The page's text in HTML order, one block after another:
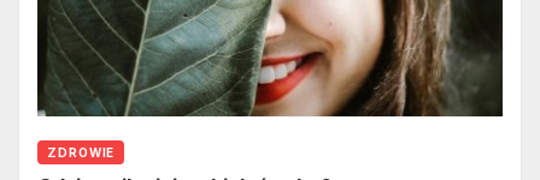
ZDROWIE